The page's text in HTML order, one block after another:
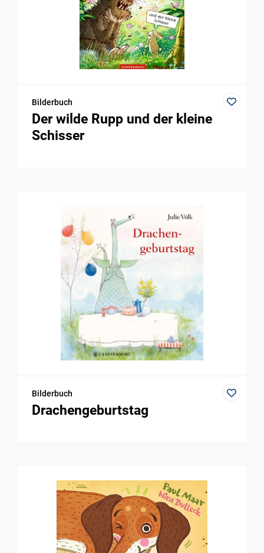
Bilderbuch
Der wilde Rupp und der kleine
Schisser
Bilderbuch
Drachengeburtstag